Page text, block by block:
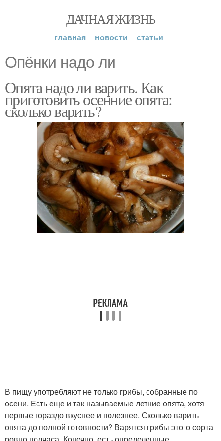
ДАЧНАЯ ЖИЗНЬ
главная новости статьи
Опёнки надо ли
Опята надо ли варить. Как
приготовить осенние опята:
сколько варить?
В пищу употребляют не только грибы, собранные по
осени. Есть еще и так называемые летние опята, хотя
первые гораздо вкуснее и полезнее. Сколько варить
опята до полной готовности? Варятся грибы этого сорта